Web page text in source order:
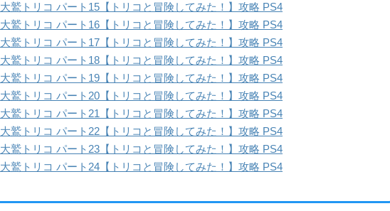
鷲トリコ パート15【トリコと冒険してみた！】攻略 PS4
鷲トリコ パート16【トリコと冒険してみた！】攻略 PS4
鷲トリコ パート17【トリコと冒険してみた！】攻略 PS4
鷲トリコ パート18【トリコと冒険してみた！】攻略 PS4
鷲トリコ パート19【トリコと冒険してみた！】攻略 PS4
鷲トリコ パート20【トリコと冒険してみた！】攻略 PS4
鷲トリコ パート21【トリコと冒険してみた！】攻略 PS4
鷲トリコ パート22【トリコと冒険してみた！】攻略 PS4
鷲トリコ パート23【トリコと冒険してみた！】攻略 PS4
鷲トリコ パート24【トリコと冒険してみた！】攻略 PS4